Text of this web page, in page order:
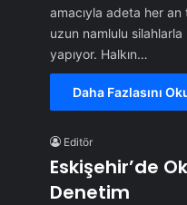
amacıyla adeta her
uzun namlulu
yapıyor. Halkın…
Daha Fazlasını
Editör
Eskişehir’de
Denetim